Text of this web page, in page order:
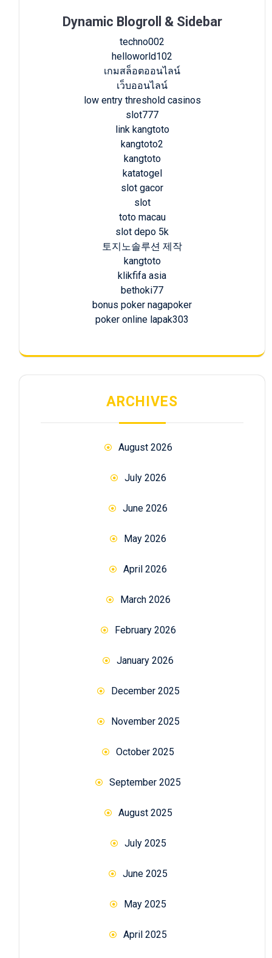
Dynamic Blogroll & Sidebar
techno002
helloworld102
เกมสล็อตออนไลน์
เว็บออนไลน์
low entry threshold casinos
slot777
link kangtoto
kangtoto2
kangtoto
katatogel
slot gacor
slot
toto macau
slot depo 5k
토지노솔루션 제작
kangtoto
klikfifa asia
bethoki77
bonus poker nagapoker
poker online lapak303
ARCHIVES
August 2026
July 2026
June 2026
May 2026
April 2026
March 2026
February 2026
January 2026
December 2025
November 2025
October 2025
September 2025
August 2025
July 2025
June 2025
May 2025
April 2025